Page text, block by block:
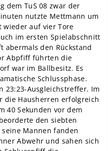
dem TuS 08 zwar der
nutzte Mettmann um
auf vier Tore
im ersten Spielabschnitt
abermals den Rückstand
Abpfiff führten die
war im Ballbesitz. Es
Schlussphase.
23:23-Ausgleichstreffer. Im
die Hausherren erfolgreich
40 Sekunden vor dem
den siebten
Mannen fanden
Abwehr und sahen sich